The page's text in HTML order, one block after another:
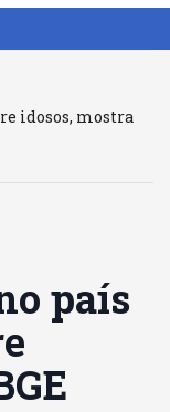
idosos, mostra
país